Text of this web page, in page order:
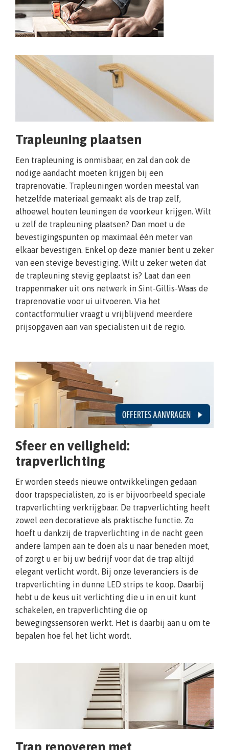
Trapleuning plaatsen
Een trapleuning is onmisbaar, en zal dan ook de
nodige aandacht moeten krijgen bij een
traprenovatie. Trapleuningen worden meestal van
hetzelfde materiaal gemaakt als de trap zelf,
alhoewel houten leuningen de voorkeur krijgen. Wilt
u zelf de trapleuning plaatsen? Dan moet u de
bevestigingspunten op maximaal één meter van
elkaar bevestigen. Enkel op deze manier bent u zeker
van een stevige bevestiging. Wilt u zeker weten dat
de trapleuning stevig geplaatst is? Laat dan een
trappenmaker uit ons netwerk in Sint-Gillis-Waas de
traprenovatie voor ui uitvoeren. Via het
contactformulier vraagt u vrijblijvend meerdere
prijsopgaven aan van specialisten uit de regio.
Sfeer en veiligheid:
trapverlichting
Er worden steeds nieuwe ontwikkelingen gedaan
door trapspecialisten, zo is er bijvoorbeeld speciale
trapverlichting verkrijgbaar. De trapverlichting heeft
zowel een decoratieve als praktische functie. Zo
hoeft u dankzij de trapverlichting in de nacht geen
andere lampen aan te doen als u naar beneden moet,
of zorgt u er bij uw bedrijf voor dat de trap altijd
elegant verlicht wordt. Bij onze leveranciers is de
trapverlichting in dunne LED strips te koop. Daarbij
hebt u de keus uit verlichting die u in en uit kunt
schakelen, en trapverlichting die op
bewegingssensoren werkt. Het is daarbij aan u om te
bepalen hoe fel het licht wordt.